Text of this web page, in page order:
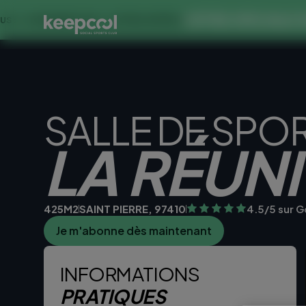
À 0€ << OFFRE LIMITÉE ☀️ OFFRE SPECIALE DANS
SALLE DE
LA
425M2SAINT PIERRE, 97410 4.5/5 sur
Je m'abonne dès maintenant
INFORMATIONS
PRATIQUES